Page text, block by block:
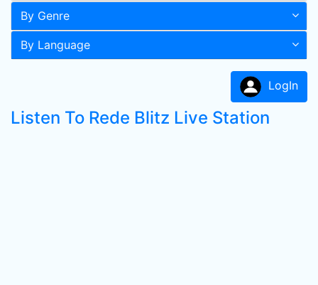
By Genre
By Language
LogIn
Listen To Rede Blitz Live Station